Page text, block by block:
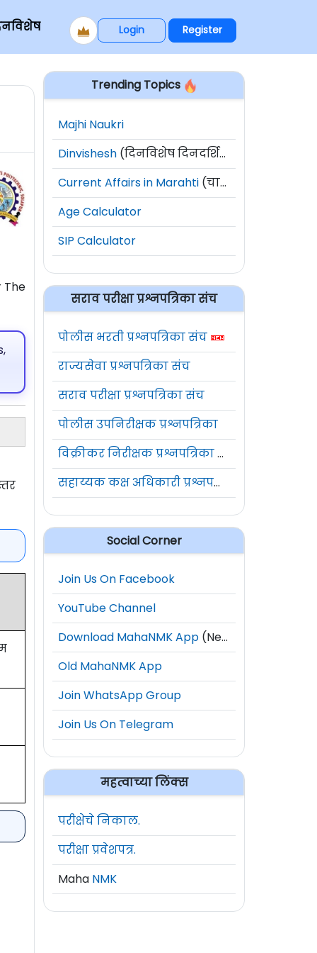
Login Register
The
Trending Topics
Majhi Naukri
Dinvishesh (दिनविशेष दिनदर्शिका)
Current Affairs in Marahti (चालू घडामोडी)
Age Calculator
SIP Calculator
सराव परीक्षा प्रश्नपत्रिका संच
पोलीस भरती प्रश्नपत्रिका संच
राज्यसेवा प्रश्नपत्रिका संच
सराव परीक्षा प्रश्नपत्रिका संच
पोलीस उपनिरीक्षक प्रश्नपत्रिका
विक्रीकर निरीक्षक प्रश्नपत्रिका संच
सहाय्यक कक्ष अधिकारी प्रश्नपत्रिका संच
Social Corner
Join Us On Facebook
YouTube Channel
Download MahaNMK App (New)
Old MahaNMK App
Join WhatsApp Group
Join Us On Telegram
महत्वाच्या लिंक्स
परीक्षेचे निकाल.
परीक्षा प्रवेशपत्र.
Maha NMK